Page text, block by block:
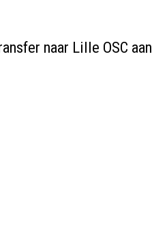
naar Lille OSC aan